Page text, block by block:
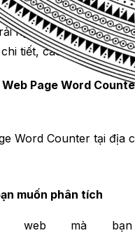
bạn. Nó sẽ tính
nghiệm người dùng.
tiết, các bạn hãy thử
Page Word
Word Counter tại
muốn phân tích
web mà